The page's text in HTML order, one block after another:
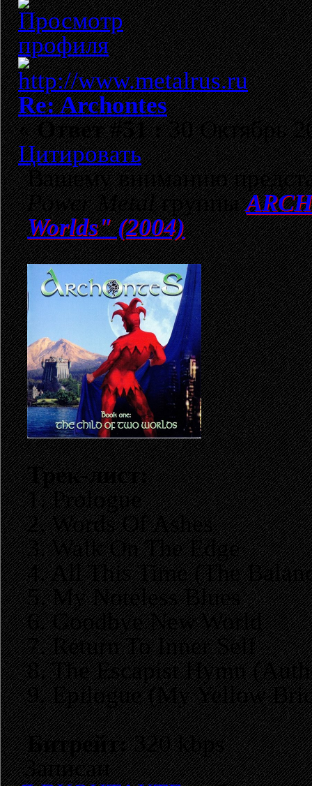
Re: Archontes
«Ответ #51 :30 Октябрь
Цитировать
Вашему вниманию
Power Metalгруппы
Worlds" (2004).
Трек-лист:
1. Prologue
2. Words Of Ashes
3. Walk On The Edge
4. All This Time (The
5. My Noteless Blues
6. Goodbye New World
7. Return To Inner Self
8. The Escapist Hymn
9. Epilogue (My Yellow
Битрейт:320 kbps
Записан